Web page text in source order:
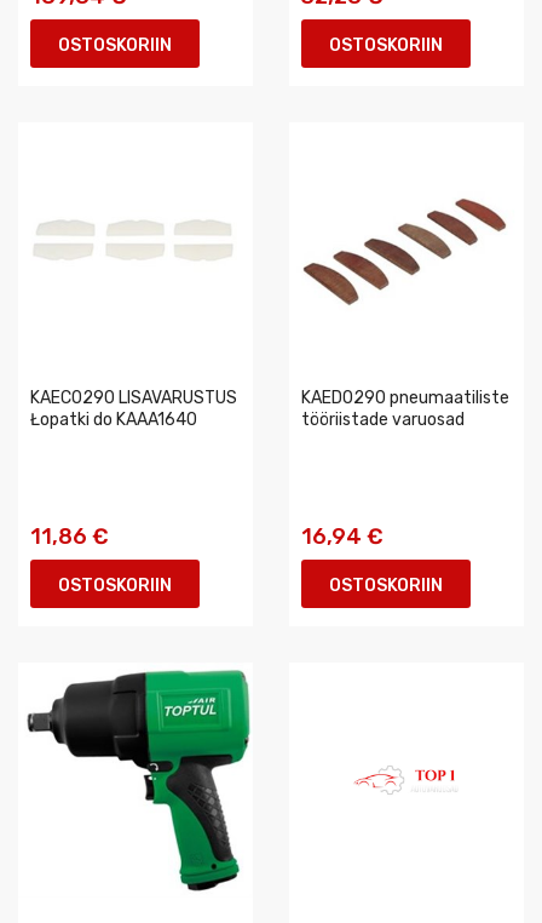
OSTOSKORIIN OSTOSKORIIN
KAEC0290 LISAVARUSTUS
Łopatki do KAAA1640
11,86 €
OSTOSKORIIN
KAED0290 pneumaatiliste
tööriistade varuosad
16,94 €
OSTOSKORIIN